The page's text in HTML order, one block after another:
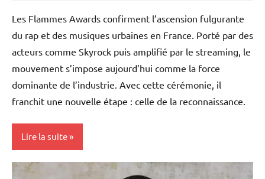
Les Flammes Awards confirment l’ascension fulgurante
du rap et des musiques urbaines en France. Porté par des
acteurs comme Skyrock puis amplifié par le streaming, le
mouvement s’impose aujourd’hui comme la force
dominante de l’industrie. Avec cette cérémonie, il
franchit une nouvelle étape : celle de la reconnaissance.
Lire la suite
Antilles-